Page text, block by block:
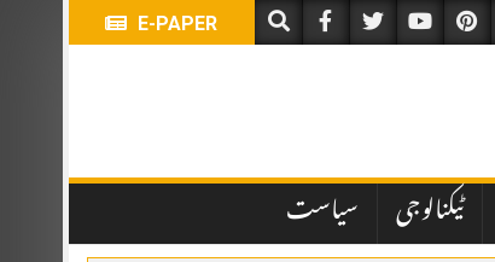
E-PAPER
ٹیکنالوجی سیاست